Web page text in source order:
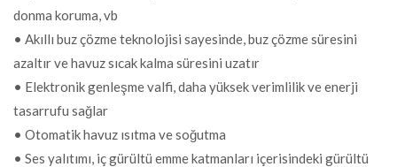
donma koruma, vb
• Akıllı buz çözme teknolojisi sayesinde, buz çözme süresini
azaltır ve havuz sıcak kalma süresini uzatır
• Elektronik genleşme valfi, daha yüksek verimlilik ve enerji
tasarrufu sağlar
• Otomatik havuz ısıtma ve soğutma
• Ses yalıtımı, iç gürültü emme katmanları içerisindeki gürültü